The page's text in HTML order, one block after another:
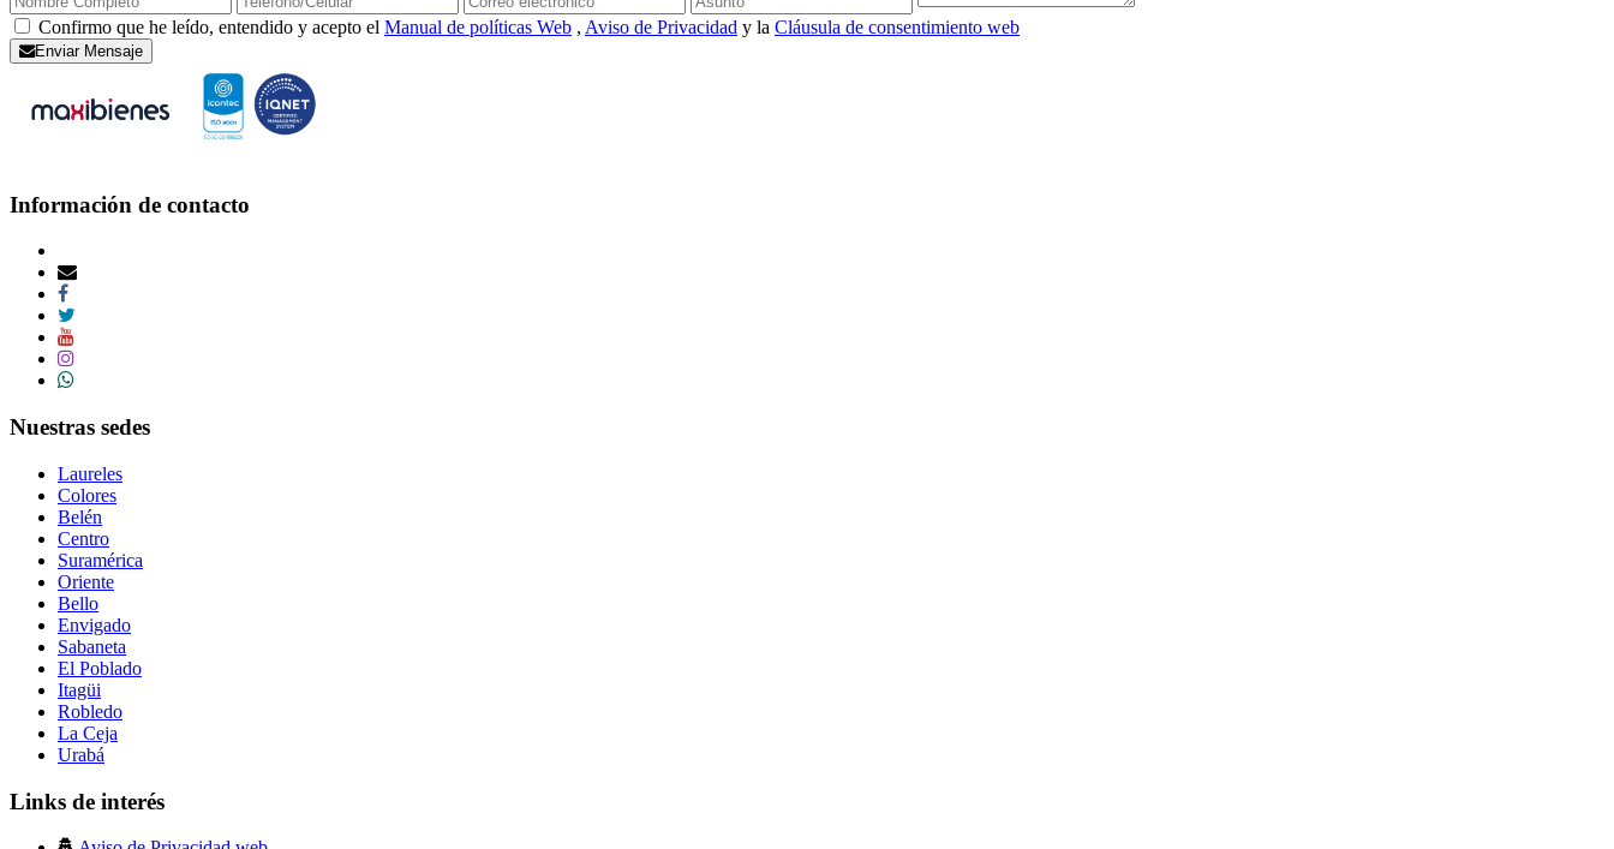
Confirmo que he leído, entendido y acepto el Manual de políticas Web , Aviso de Privacidad y la Cláusula de consentimiento web
Enviar Mensaje
Información de contacto
Nuestras sedes
Laureles
Colores
Belén
Centro
Suramérica
Oriente
Bello
Envigado
Sabaneta
El Poblado
Itagüi
Robledo
La Ceja
Urabá
Links de interés